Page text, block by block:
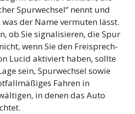
Spurwechsel“ nennt und
der Name vermuten lässt.
ob Sie signalisieren, die Spur
wenn Sie den Freisprech-
Lucid aktiviert haben, sollte
sein, Spurwechsel sowie
Fahren in
in denen das Auto